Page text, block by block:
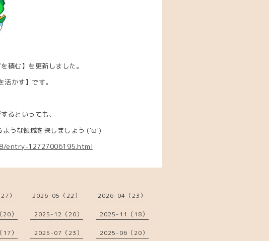
積む】を更新しました。
活かす】 です。
るといっても、
うな領域を探し ましょう ('ω')
entry-12727006195.html
） 2026-05（22） 2026-04（23）
） 2025-12（20） 2025-11（18）
） 2025-07（23） 2025-06（20）